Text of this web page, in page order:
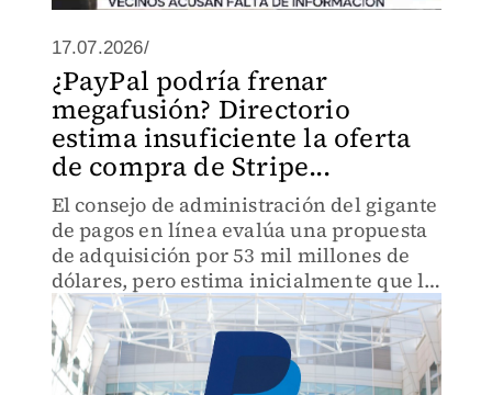
17.07.2026/
¿PayPal podría frenar
megafusión? Directorio
estima insuficiente la oferta
de compra de Stripe...
El consejo de administración del gigante
de pagos en línea evalúa una propuesta
de adquisición por 53 mil millones de
dólares, pero estima inicialmente que la
cifra no valora a la empresa.